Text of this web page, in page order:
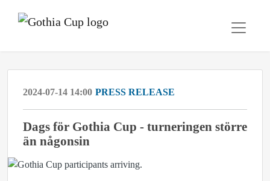
2024-07-14 14:00 PRESS RELEASE
Dags för Gothia Cup - turneringen större
än någonsin